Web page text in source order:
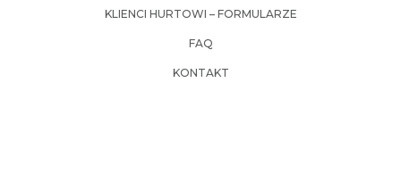
KLIENCI HURTOWI – FORMULARZE
FAQ
KONTAKT